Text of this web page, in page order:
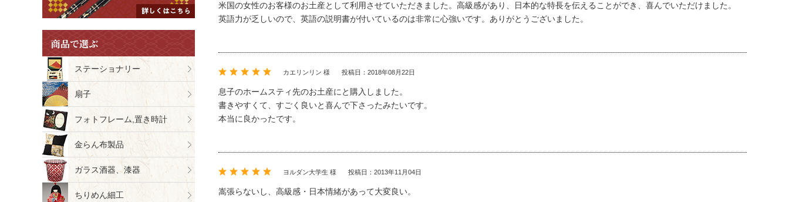
米国の女性のお客様のお土産として利用させていただきました。高級感があり、日本的な特長を伝えることができ、喜んでいただけました。
英語力が乏しいので、英語の説明書が付いているのは非常に心強いです。ありがとうございました。
カエリンリン 様 投稿日：2018年08月22日
息子のホームスティ先のお土産にと購入しました。
書きやすくて、すごく良いと喜んで下さったみたいです。
本当に良かったです。
ヨルダン大学生 様 投稿日：2013年11月04日
嵩張らないし、高級感・日本情緒があって大変良い。
商品で選ぶ
ステーショナリー
扇子
フォトフレーム,置き時計
金らん布製品
ガラス酒器、漆器
ちりめん細工